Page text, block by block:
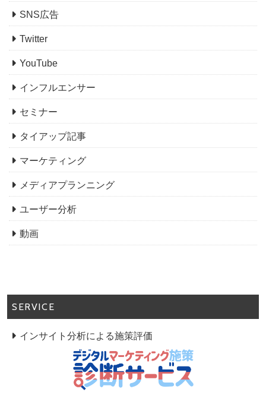
SNS広告
Twitter
YouTube
インフルエンサー
セミナー
タイアップ記事
マーケティング
メディアプランニング
ユーザー分析
動画
SERVICE
インサイト分析による施策評価